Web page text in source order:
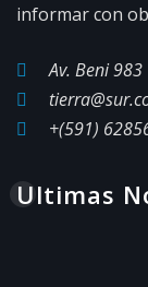
informar con
Av. Beni
+(591)
Ultimas